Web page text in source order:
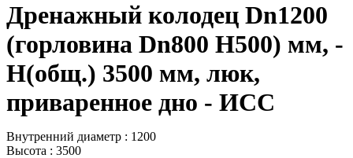
Дренажный колодец Dn1200
(горловина Dn800 H500) мм, -
H(общ.) 3500 мм, люк,
приваренное дно - ИСС
Внутренний диаметр : 1200
Высота : 3500